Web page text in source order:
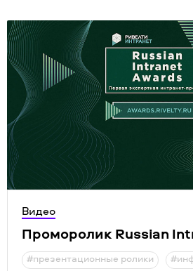
Видео
Проморолик Russian
#презентационные ролики